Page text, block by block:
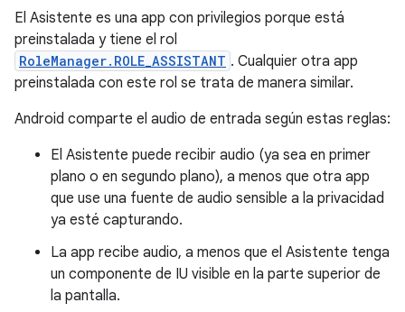
El Asistente es una app con privilegios porque está
preinstalada y tiene el rol
RoleManager.ROLE_ASSISTANT . Cualquier otra app
preinstalada con este rol se trata de manera similar.
Android comparte el audio de entrada según estas reglas:
El Asistente puede recibir audio (ya sea en primer
plano o en segundo plano), a menos que otra app
que use una fuente de audio sensible a la privacidad
ya esté capturando.
La app recibe audio, a menos que el Asistente tenga
un componente de IU visible en la parte superior de
la pantalla.